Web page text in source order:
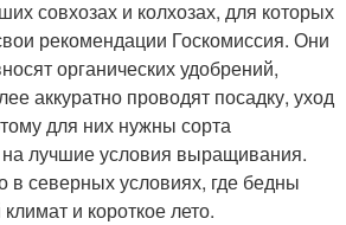
совхозах и колхозах, для которых
рекомендации Госкомиссия. Они
органических удобрений,
аккуратно проводят посадку, уход
для них нужны сорта
лучшие условия выращивания.
в северных условиях, где бедны
и короткое лето.